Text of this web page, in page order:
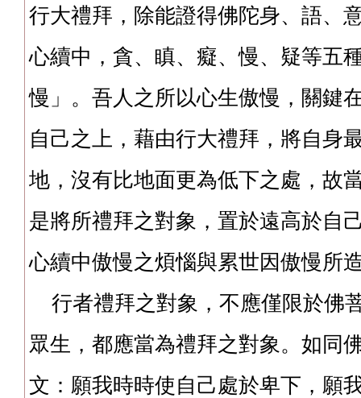
行大禮拜，除能證得佛陀身、語、
心續中，貪、瞋、癡、慢、疑等五
慢」。吾人之所以心生傲慢，關鍵
自己之上，藉由行大禮拜，將自身
地，沒有比地面更為低下之處，故
是將所禮拜之對象，置於遠高於自
心續中傲慢之煩惱與累世因傲慢所
行者禮拜之對象，不應僅限於佛
眾生，都應當為禮拜之對象。如同
文：願我時時使自己處於卑下，願